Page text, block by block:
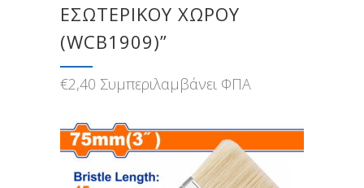
ΕΣΩΤΕΡΙΚΟΥ ΧΩΡΟΥ
(WCB1909)”
€2,40 Συμπεριλαμβάνει ΦΠΑ